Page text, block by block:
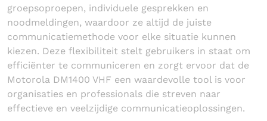
groepsoproepen, individuele gesprekken en
noodmeldingen, waardoor ze altijd de juiste
communicatiemethode voor elke situatie kunnen
kiezen. Deze flexibiliteit stelt gebruikers in staat om
efficiënter te communiceren en zorgt ervoor dat de
Motorola DM1400 VHF een waardevolle tool is voor
organisaties en professionals die streven naar
effectieve en veelzijdige communicatieoplossingen.